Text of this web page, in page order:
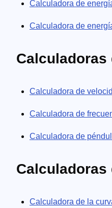
Calculadora de
Calculadora de
Calculadora de
Calculadora de
Calculadora de
Calculadoras
Calculadora de la